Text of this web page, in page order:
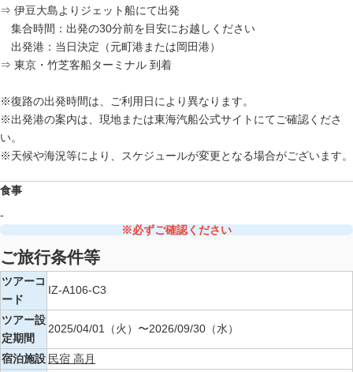
⇒ 伊豆大島よりジェット船にて出発
集合時間：出発の30分前を目安にお越しください
出発港：当日決定（元町港または岡田港）
⇒ 東京・竹芝客船ターミナル 到着
※復路の出発時間は、ご利用日により異なります。
※出発港の案内は、現地または東海汽船公式サイトにてご確認くださ
い。
※天候や海況等により、スケジュールが変更となる場合がございます。
食事
-
※必ずご確認ください
ご旅行条件等
ツアーコ
ード
IZ-A106-C3
ツアー設
定期間
2025/04/01（火）〜2026/09/30（水）
宿泊施設 民宿 高月